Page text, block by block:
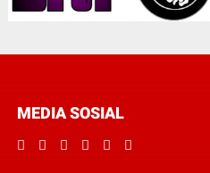
MEDIA SOSIAL